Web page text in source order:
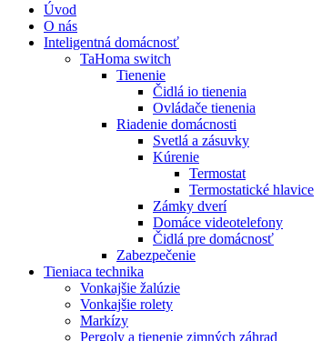
Úvod
O nás
Inteligentná domácnosť
TaHoma switch
Tienenie
Čidlá io tienenia
Ovládače tienenia
Riadenie domácnosti
Svetlá a zásuvky
Kúrenie
Termostat
Termostatické hlavice
Zámky dverí
Domáce videotelefony
Čidlá pre domácnosť
Zabezpečenie
Tieniaca technika
Vonkajšie žalúzie
Vonkajšie rolety
Markízy
Pergoly a tienenie zimných záhrad